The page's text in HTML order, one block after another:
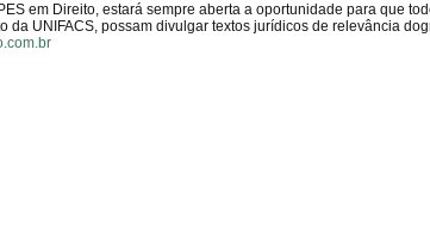
em Direito, estará sempre aberta a oportunidade para que
UNIFACS, possam divulgar textos jurídicos de relevância